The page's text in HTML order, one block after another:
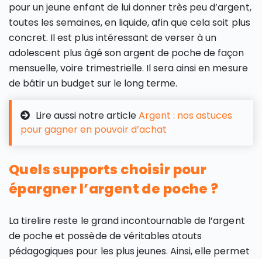
pour un jeune enfant de lui donner très peu d’argent,
toutes les semaines, en liquide, afin que cela soit plus
concret. Il est plus intéressant de verser à un
adolescent plus âgé son argent de poche de façon
mensuelle, voire trimestrielle. Il sera ainsi en mesure
de bâtir un budget sur le long terme.
Lire aussi notre articleArgent : nos astuces
pour gagner en pouvoir d’achat
Quels supports choisir pour
épargner l’argent de poche ?
La tirelire reste le grand incontournable de l’argent
de poche et possède de véritables atouts
pédagogiques pour les plus jeunes. Ainsi, elle permet